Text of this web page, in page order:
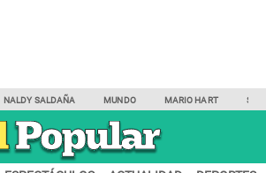
NALDY SALDAÑA MUNDO MARIO HART